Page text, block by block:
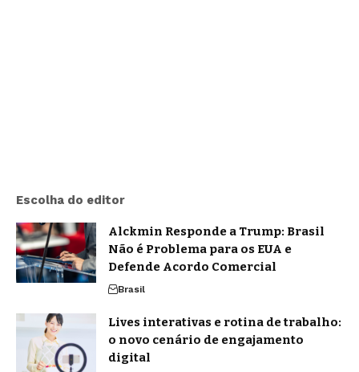
Escolha do editor
Alckmin Responde a Trump: Brasil
Não é Problema para os EUA e
Defende Acordo Comercial
Brasil
Lives interativas e rotina de trabalho:
o novo cenário de engajamento
digital